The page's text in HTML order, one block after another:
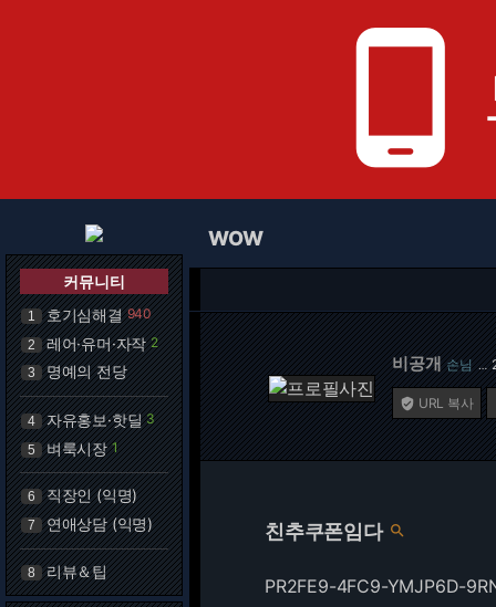
phone_android
커뮤니티
1 호기심해결 940
2 레어·유머·자작 2
3 명예의 전당
4 자유홍보·핫딜 3
5 벼룩시장 1
6 직장인 (익명)
7 연애상담 (익명)
8 리뷰＆팁
WOW
비공개 손님 …
 URL 복사
친추쿠폰임다 
PR2FE9-4FC9-YMJP6D-